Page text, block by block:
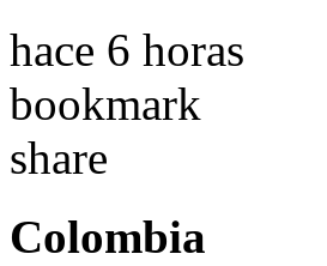
hace 6 horas
bookmark
share
Colombia